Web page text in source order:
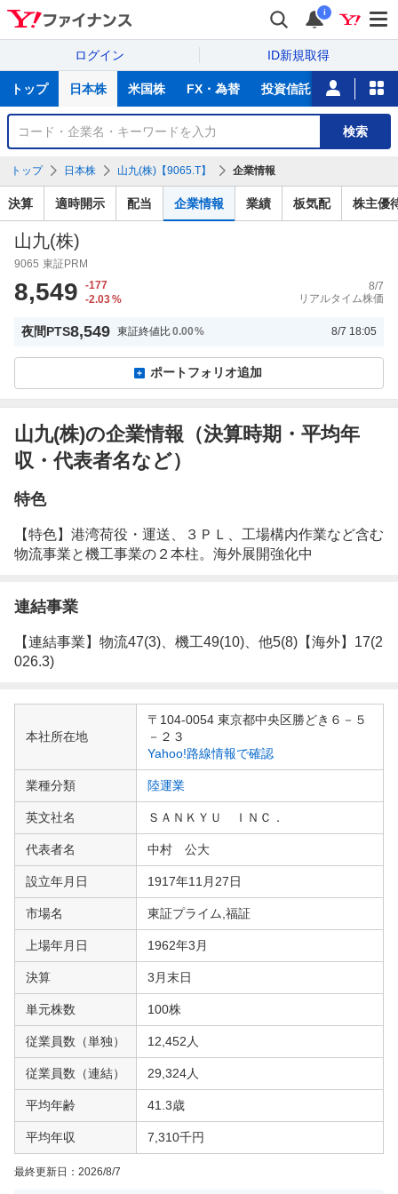
i
ログイン ID新規取得
サ
トップ 日本株 米国株 FX・為替 投資信託 ニュース
銘
検
索
検索
トップ 日本株 山九(株)【9065.T】 企業情報
決算 適時開示 配当 企業情報 業績 板気配 株主優
山九(株)
9065 東証PRM
8,549
-177
-2.03%
8/7
リアルタイム株価
夜間PTS8,549 東証終値比0.00% 8/7 18:05
ポートフォリオ追加
山九(株)の企業情報（決算時期・平均年
収・代表者名など）
特色
【特色】港湾荷役・運送、３ＰＬ、工場構内作業など含む
物流事業と機工事業の２本柱。海外展開強化中
連結事業
【連結事業】物流47(3)、機工49(10)、他5(8)【海外】17(2
026.3)
企
情本社所在地
〒104-0054 東京都中央区勝どき６－５
－２３
Yahoo!路線情報で確認
業種分類 陸運業
英文社名 ＳＡＮＫＹＵ ＩＮＣ．
代表者名 中村 公大
設立年月日 1917年11月27日
市場名 東証プライム,福証
上場年月日 1962年3月
決算 3月末日
単元株数 100株
従業員数（単独） 12,452人
従業員数（連結） 29,324人
平均年齢 41.3歳
平均年収 7,310千円
最終更新日： 2026/8/7